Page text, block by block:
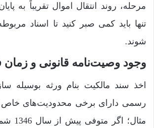
مرحله، روند انتقال اموال تقریباً به
تنها باید کمی صبر کنید تا اسناد
شوند.
وجود وصیت‌نامه قانونی و
اخذ سند مالکیت بنام ورثه بوسیله
رسمی دارای برخی محدودیت‌های خاص
مثال؛